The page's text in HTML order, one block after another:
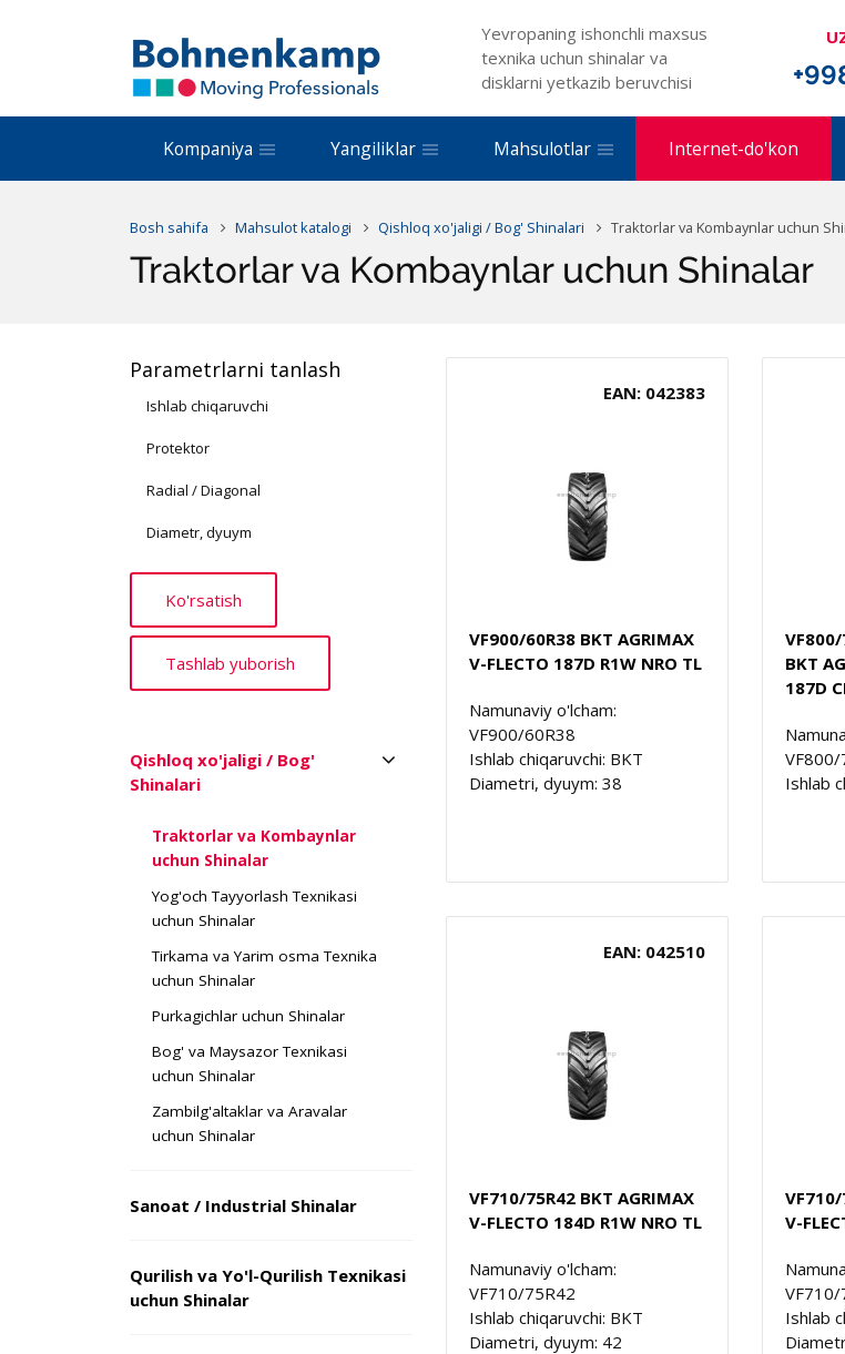
Yevropaning ishonchli maxsus
texnika uchun shinalar va
disklarni yetkazib beruvchisi
Kompaniya Yangiliklar Mahsulotlar Internet-do'kon
Bosh sahifa Mahsulot katalogi Qishloq xo'jaligi / Bog' Shinalari Traktorlar va Kombaynlar uchun
Traktorlar va Kombaynlar uchun Shinalar
Parametrlarni tanlash
Ishlab chiqaruvchi
Protektor
Radial / Diagonal
Diametr, dyuym
Qishloq xo'jaligi / Bog'
Shinalari
Traktorlar va Kombaynlar
uchun Shinalar
Yog'och Tayyorlash Texnikasi
uchun Shinalar
Tirkama va Yarim osma Texnika
uchun Shinalar
Purkagichlar uchun Shinalar
Bog' va Maysazor Texnikasi
uchun Shinalar
Zambilg'altaklar va Aravalar
uchun Shinalar
Sanoat / Industrial Shinalar
Qurilish va Yo'l-Qurilish Texnikasi
uchun Shinalar
EAN: 042383
VF900/60R38 BKT AGRIMAX
V-FLECTO 187D R1W NRO TL
Namunaviy o'lcham:
VF900/60R38
Ishlab chiqaruvchi: BKT
Diametri, dyuym: 38
BKT
187D
VF800/
Ishlab
EAN: 042510
VF710/75R42 BKT AGRIMAX
V-FLECTO 184D R1W NRO TL
Namunaviy o'lcham:
VF710/75R42
Ishlab chiqaruvchi: BKT
Diametri, dyuym: 42
VF710/
V-
VF710/
Ishlab